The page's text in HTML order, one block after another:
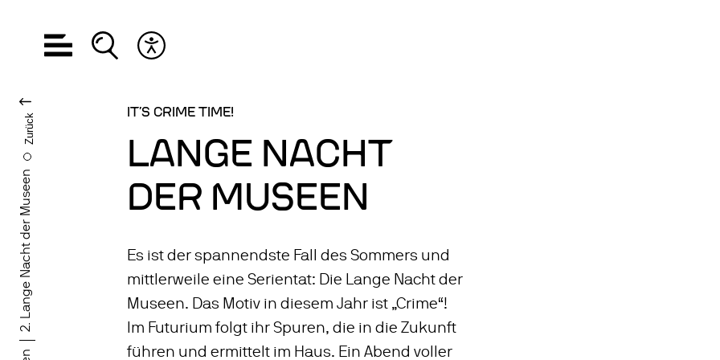
Hauptnavigation öffnen
Suche öffnen
2. Lange Nacht der Museen
Zurück IT’S CRIME TIME!
LANGE NACHT
DER MUSEEN
Es ist der spannendste Fall des Sommers und
mittlerweile eine Serientat: Die Lange Nacht der
Museen. Das Motiv in diesem Jahr ist „Crime“!
Im Futurium folgt ihr Spuren, die in die Zukunft
führen und ermittelt im Haus. Ein Abend voller